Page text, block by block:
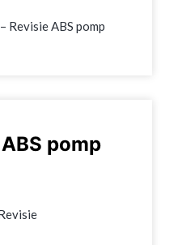
Revisie ABS pomp
pomp